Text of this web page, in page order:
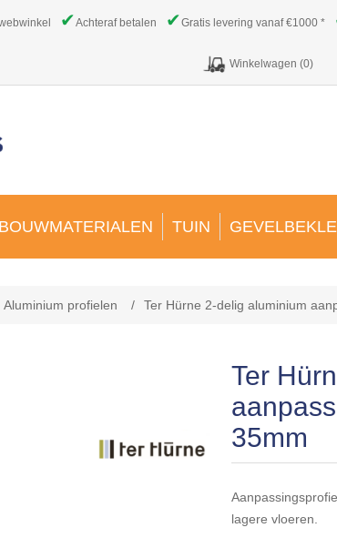
✔Achteraf betalen ✔Gratis levering vanaf €1000 *
Winkelwagen (0)
BOUWMATERIALEN TUIN
Aluminium profielen / Ter Hürne 2-delig aluminium
Ter
35mm
lagere vloeren.